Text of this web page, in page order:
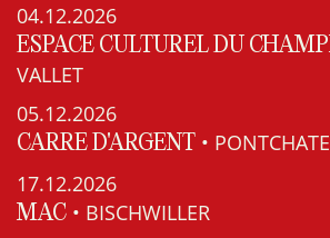
04.12.2026
ESPACE CULTUREL DU
VALLET
05.12.2026
CARRE D'ARGENT •
17.12.2026
MAC • BISCHWILLER